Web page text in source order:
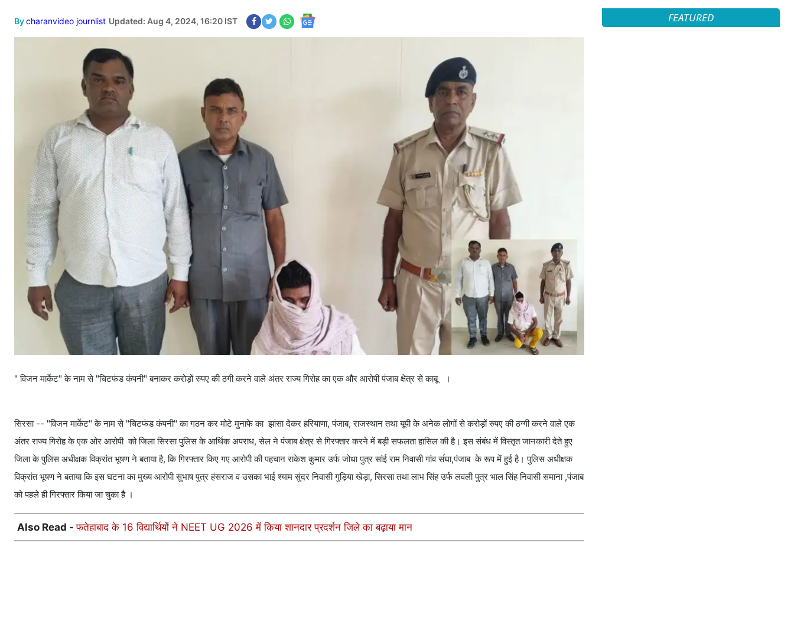
Bycharanvideo journlist Updated: Aug 4, 2024, 16:20 IST
" विजन मार्केट" के नाम से "चिटफंड कंपनी" बनाकर करोड़ों रुपए की ठगी करने वाले अंतर राज्य गिरोह का एक और आरोपी पंजाब क्षेत्र से काबू ।
सिरसा -- "विजन मार्केट" के नाम से "चिटफंड कंपनी" का गठन कर मोटे मुनाफे का झांसा देकर हरियाणा, पंजाब, राजस्थान तथा यूपी के अनेक लोगों से करोड़ों रुपए की ठग्गी करने वाले एक
अंतर राज्य गिरोह के एक ओर आरोपी को जिला सिरसा पुलिस के आर्थिक अपराध, सेल ने पंजाब क्षेत्र से गिरफ्तार करने में बड़ी सफलता हासिल की है। इस संबंध में विस्तृत जानकारी देते हुए
जिला के पुलिस अधीक्षक विक्रांत भूषण ने बताया है, कि गिरफ्तार किए गए आरोपी की पहचान राकेश कुमार उर्फ जोधा पुत्र सांई राम निवासी गांव स॔घा,पंजाब के रूप में हुई है। पुलिस अधीक्षक
विक्रांत भूषण ने बताया कि इस घटना का मुख्य आरोपी सुभाष पुत्र हंसराज व उसका भाई श्याम सुंदर निवासी गुड़िया खेड़ा, सिरसा तथा लाभ सिंह उर्फ लवली पुत्र भाल सिंह निवासी समाना ,पंजाब
को पहले ही गिरफ्तार किया जा चुका है ।
Also Read -फतेहाबाद के 16 विद्यार्थियों ने NEET UG 2026 में किया शानदार प्रदर्शन जिले का बढ़ाया मान
FEATURED